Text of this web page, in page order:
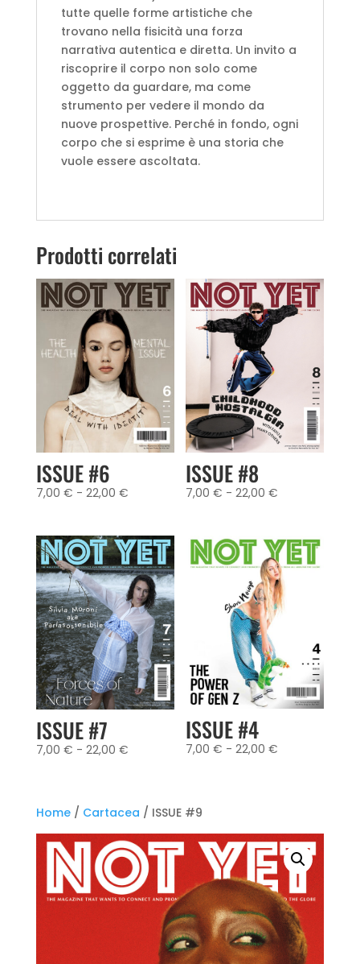
tutte quelle forme artistiche che
trovano nella fisicità una forza
narrativa autentica e diretta. Un invito a
riscoprire il corpo non solo come
oggetto da guardare, ma come
strumento per vedere il mondo da
nuove prospettive. Perché in fondo, ogni
corpo che si esprime è una storia che
vuole essere ascoltata.
Prodotti correlati
ISSUE #6
7,00 € - 22,00 €Fascia
da
7,00 €
a
22,00 €
ISSUE #8
7,00€ - 22,00€
da
7,00 €
a
22,00 €
ISSUE #7
7,00 € - 22,00 €Fascia
7,00 €
a
22,00 €
ISSUE #4
7,00€ - 22,00€
a
22,00 €
Home/ Cartacea / ISSUE #9